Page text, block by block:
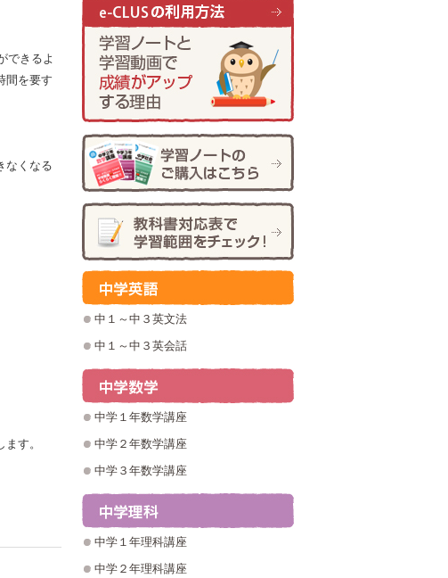
できるよ
間を要す
なくなる
す。
中１～中３英文法
中１～中３英会話
中学１年数学講座
中学２年数学講座
中学３年数学講座
中学１年理科講座
中学２年理科講座